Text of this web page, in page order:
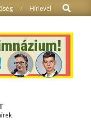
Hírlevél Search